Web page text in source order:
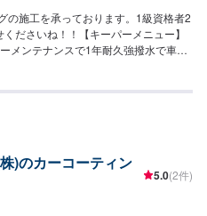
〜）
の施工を承っております。1級資格者2
ださいね！！【キーパーメニュー】
メンテナンスで1年耐久強撥水で車を
した汚れが水と一緒に落ちます。（汚
）青空駐車でも綺麗を保ちます。
（M）33,900円（L）38,400円
塗装により深いツヤをだし強固に守り
60,400円（M）64,400円（L）70,900
ドキーパー（4時間〜1日）ノーメン
)のカーコーティン
5.0(2件)